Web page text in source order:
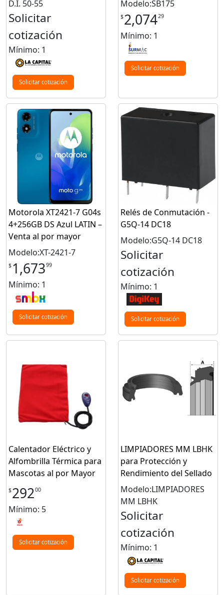
D.I. 50-55
Solicitar
cotización
Mínimo: 1
Solicitar cotización
Modelo:SB175
$2,07429
Mínimo: 1
Solicitar cotización
Motorola XT2421-7 G04s
4+256GB DS Azul LATIN –
Venta al por mayor
Modelo:XT-2421-7
$ 1,67399
Mínimo: 1
Solicitar cotización
Relés de Conmutación -
G5Q-14 DC18
Modelo:G5Q-14 DC18
Solicitar
cotización
Mínimo: 1
Solicitar cotización
Calentador Eléctrico y
Alfombrilla Térmica para
Mascotas al por Mayor
$29200
Mínimo: 5
Solicitar cotización
LIMPIADORES MM LBHK
para Protección y
Rendimiento del Sellado
Modelo:LIMPIADORES
MM LBHK
Solicitar
cotización
Mínimo: 1
Solicitar cotización